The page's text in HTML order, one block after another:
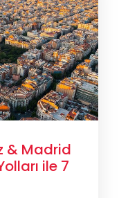
& Madrid
ile 7